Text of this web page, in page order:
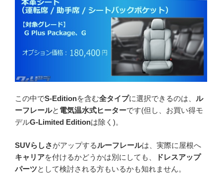
この中でS-Editionを含む全タイプに選択できるのは、 ル
ーフレールと 電気温水式ヒーターです(但し、お買い得モ
デルG-Limited Editionは除く)。
SUVらしさがアップするルーフレールは、実際に屋根へ
キャリアを付けるかどうかは別にしても、
ドレスアップ
パーツとして検討される方もいるかも知れません。